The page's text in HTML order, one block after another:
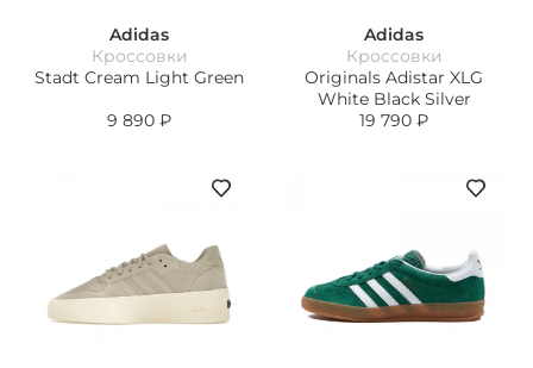
Adidas
Кроссовки
Stadt Cream Light Green
9 890 ₽
Adidas
Кроссовки
Originals Adistar XLG
White Black Silver
19 790 ₽